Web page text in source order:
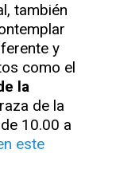
también
y
como el
la
de la
10.00 a
este